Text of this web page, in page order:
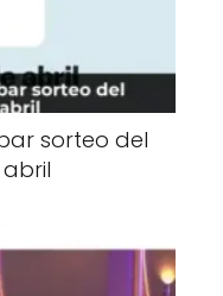
sorteo del
abril